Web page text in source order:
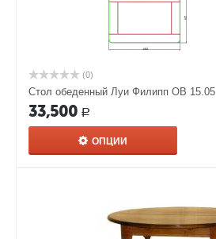
(0)
Стол обеденный Луи Филипп ОВ 15.05
33,500 Р
ОПЦИИ